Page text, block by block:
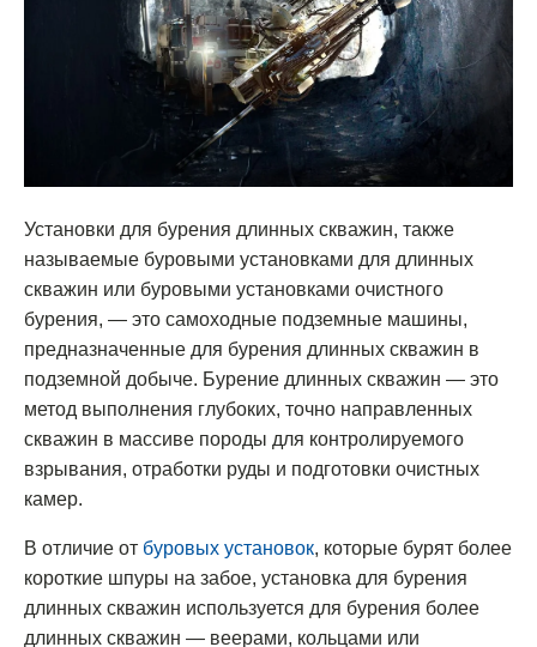
Установки для бурения длинных скважин, также
называемые буровыми установками для длинных
скважин или буровыми установками очистного
бурения, — это самоходные подземные машины,
предназначенные для бурения длинных скважин в
подземной добыче. Бурение длинных скважин — это
метод выполнения глубоких, точно направленных
скважин в массиве породы для контролируемого
взрывания, отработки руды и подготовки очистных
камер.
В отличие от буровых установок, которые бурят более
короткие шпуры на забое, установка для бурения
длинных скважин используется для бурения более
длинных скважин — веерами, кольцами или